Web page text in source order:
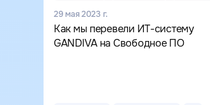
29 мая 2023 г.
Как мы перевели ИТ-систему
GANDIVA на Свободное ПО